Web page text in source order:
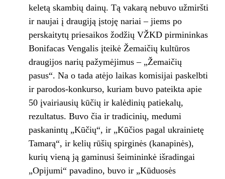
keletą skambių dainų. Tą vakarą nebuvo užmiršti
ir naujai į draugiją įstoję nariai – jiems po
perskaitytų priesaikos žodžių VŽKD pirmininkas
Bonifacas Vengalis įteikė Žemaičių kultūros
draugijos narių pažymėjimus – „Žemaičių
pasus“. Na o tada atėjo laikas komisijai paskelbti
ir parodos-konkurso, kuriam buvo pateikta apie
50 įvairiausių kūčių ir kalėdinių patiekalų,
rezultatus. Buvo čia ir tradicinių, medumi
paskanintų „Kūčių“, ir „Kūčios pagal ukrainietę
Tamarą“, ir kelių rūšių spirginės (kanapinės),
kurių vieną ją gaminusi šeimininkė išradingai
„Opijumi“ pavadino, buvo ir „Kūduosės